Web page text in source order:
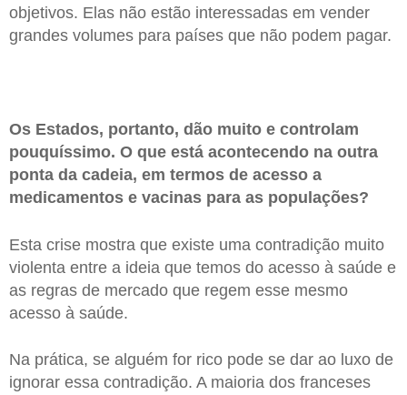
objetivos. Elas não estão interessadas em vender
grandes volumes para países que não podem pagar.
Os Estados, portanto, dão muito e controlam
pouquíssimo. O que está acontecendo na outra
ponta da cadeia, em termos de acesso a
medicamentos e vacinas para as populações?
Esta crise mostra que existe uma contradição muito
violenta entre a ideia que temos do acesso à saúde e
as regras de mercado que regem esse mesmo
acesso à saúde.
Na prática, se alguém for rico pode se dar ao luxo de
ignorar essa contradição. A maioria dos franceses